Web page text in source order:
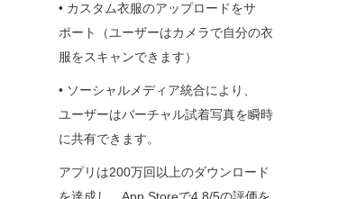
• カスタム衣服のアップロードをサ
ポート（ユーザーはカメラで自分の衣
服をスキャンできます）
• ソーシャルメディア統合により、
ユーザーはバーチャル試着写真を瞬時
に共有できます。
アプリは200万回以上のダウンロード